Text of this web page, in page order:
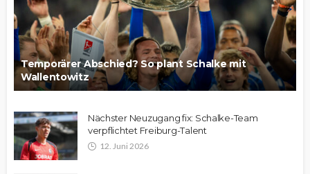
Temporärer Abschied? So plant Schalke mit
Wallentowitz
Nächster Neuzugang fix: Schalke-Team
verpflichtet Freiburg-Talent
12. Juni 2026